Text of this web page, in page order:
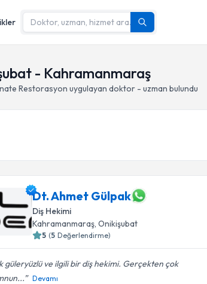
- Kahramanmaraş
Restorasyon uygulayan doktor - uzman bulundu
Dt. Ahmet Gülpak
Diş Hekimi
Kahramanmaraş, Onikişubat
5 (5 Değerlendirme)
güleryüzlü ve ilgili bir diş hekimi. Gerçekten çok
Devamı